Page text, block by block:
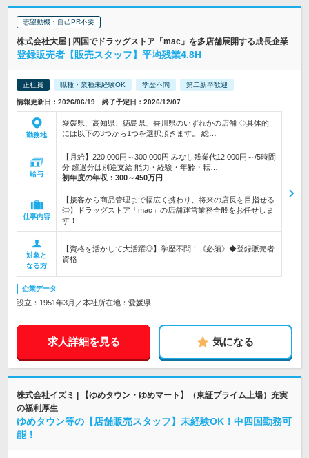
志望動機・自己PR不要
株式会社大屋 | 四国でドラッグストア「mac」を多店舗展開する成長企業
登録販売者【販売スタッフ】平均残業4.8H
正社員 職種・業種未経験OK 学歴不問 第二新卒歓迎
情報更新日：2026/06/19 終了予定日：2026/12/07
勤務地
愛媛県、高知県、徳島県、香川県のいずれかの店舗 ◇具体的
には以下の3つから1つを選択頂きます。 総…
給与
【月給】220,000円～300,000円 みなし残業代12,000円～/5時間
分 超過分は別途支給 能力・経験・年齢・転…
初年度の年収： 300～450万円
仕事内容
【接客から商品管理まで幅広く携わり、将来の店長を目指せる
◎】ドラッグストア「mac」の店舗運営業務全般をお任せしま
す！
対象と
なる方
【資格を活かして大活躍◎】学歴不問！《必須》◆登録販売者
資格
企業データ
設立：1951年3月／本社所在地：愛媛県
求人詳細を見る 気になる
株式会社イズミ | 【ゆめタウン・ゆめマート】（東証プライム上場）充実
の福利厚生
ゆめタウン等の【店舗販売スタッフ】未経験OK！中四国勤務可
能！